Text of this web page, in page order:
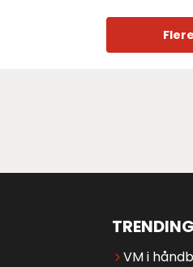
TRENDING
VM i